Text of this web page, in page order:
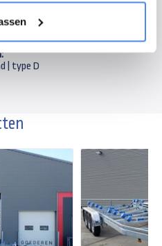
| geremd | type A
geremd | type B
| type C
| type D